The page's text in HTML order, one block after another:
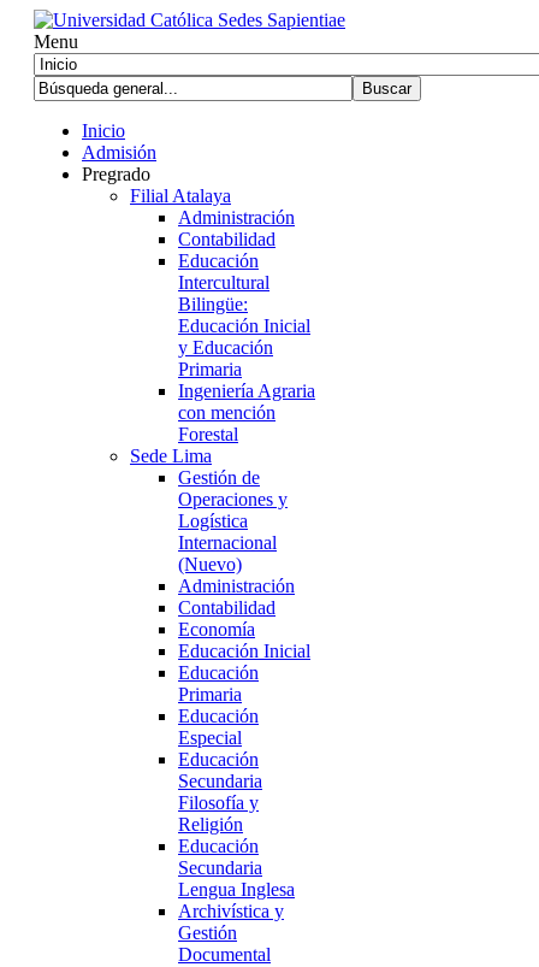
Menu
Inicio
Admisión
Pregrado
Filial Atalaya
Administración
Contabilidad
Educación
Intercultural
Bilingüe:
Educación Inicial
y Educación
Primaria
Ingeniería Agraria
con mención
Forestal
Sede Lima
Gestión de
Operaciones y
Logística
Internacional
(Nuevo)
Administración
Contabilidad
Economía
Educación Inicial
Educación
Primaria
Educación
Especial
Educación
Secundaria
Filosofía y
Religión
Educación
Secundaria
Lengua Inglesa
Archivística y
Gestión
Documental